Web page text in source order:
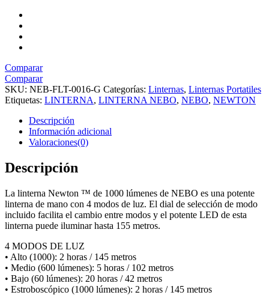
Comparar
Comparar
SKU: NEB-FLT-0016-G Categorías: Linternas, Linternas Portatiles
Etiquetas: LINTERNA, LINTERNA NEBO, NEBO, NEWTON
Descripción
Información adicional
Valoraciones(0)
Descripción
La linterna Newton ™ de 1000 lúmenes de NEBO es una potente
linterna de mano con 4 modos de luz. El dial de selección de modo
incluido facilita el cambio entre modos y el potente LED de esta
linterna puede iluminar hasta 155 metros.
4 MODOS DE LUZ
• Alto (1000): 2 horas / 145 metros
• Medio (600 lúmenes): 5 horas / 102 metros
• Bajo (60 lúmenes): 20 horas / 42 metros
• Estroboscópico (1000 lúmenes): 2 horas / 145 metros